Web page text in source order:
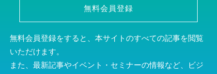
無料会員登録
無料会員登録をすると、本サイトのすべての記事を閲覧
いただけます。
また、最新記事やイベント・セミナーの情報など、ビジ